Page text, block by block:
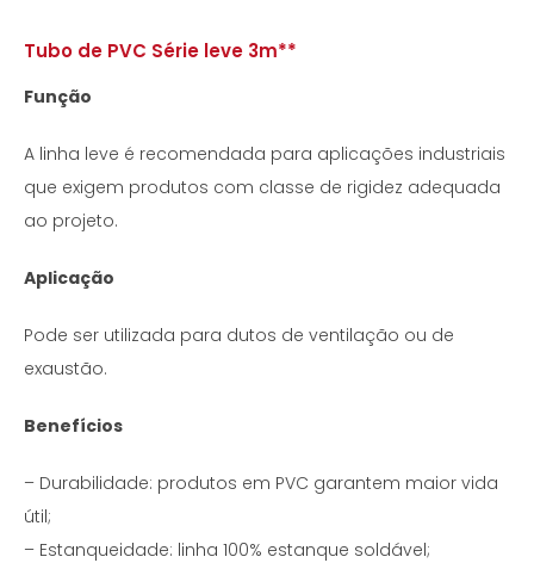
Tubo de PVC Série leve 3m**
Função
A linha leve é recomendada para aplicações industriais
que exigem produtos com classe de rigidez adequada
ao projeto.
Aplicação
Pode ser utilizada para dutos de ventilação ou de
exaustão.
Benefícios
– Durabilidade: produtos em PVC garantem maior vida
útil;
– Estanqueidade: linha 100% estanque soldável;